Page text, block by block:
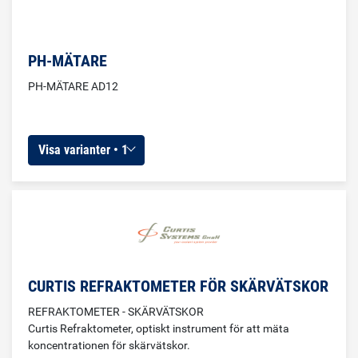
PH-MÄTARE
PH-MÄTARE AD12
Visa varianter • 1
CURTIS REFRAKTOMETER FÖR SKÄRVÄTSKOR
REFRAKTOMETER - SKÄRVÄTSKOR
Curtis Refraktometer, optiskt instrument för att mäta
koncentrationen för skärvätskor.